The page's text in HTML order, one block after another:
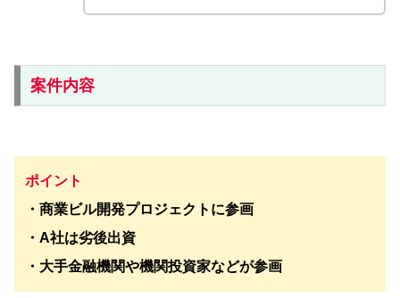
案件内容
ポイント
・商業ビル開発プロジェクトに参画
・A社は劣後出資
・大手金融機関や機関投資家などが参画